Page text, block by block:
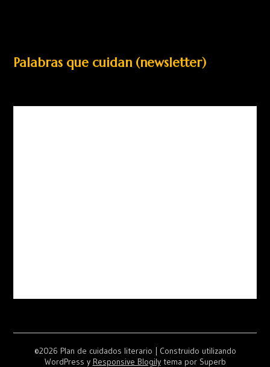
Palabras que cuidan (newsletter)
©2026 Plan de cuidados literario | Construido utilizando
WordPress y Responsive Blogilytema por Superb